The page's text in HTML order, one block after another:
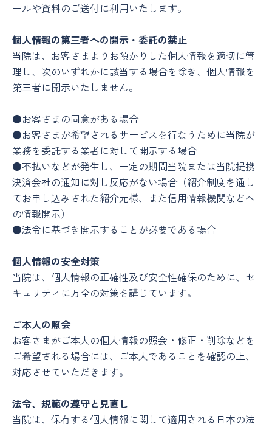
ールや資料のご送付に利用いたします。
個人情報の第三者への開示・委託の禁止
当院は、お客さまよりお預かりした個人情報を適切に管
理し、次のいずれかに該当する場合を除き、個人情報を
第三者に開示いたしません。
●お客さまの同意がある場合
●お客さまが希望されるサービスを行なうために当院が
業務を委託する業者に対して開示する場合
●不払いなどが発生し、一定の期間当院または当院提携
決済会社の通知に対し反応がない場合（紹介制度を通し
てお申し込みされた紹介元様、また信用情報機関などへ
の情報開示）
●法令に基づき開示することが必要である場合 ​
個人情報の安全対策
当院は、個人情報の正確性及び安全性確保のために、セ
キュリティに万全の対策を講じています。
ご本人の照会
お客さまがご本人の個人情報の照会・修正・削除などを
ご希望される場合には、ご本人であることを確認の上、
対応させていただきます。
法令、規範の遵守と見直し
当院は、保有する個人情報に関して適用される日本の法